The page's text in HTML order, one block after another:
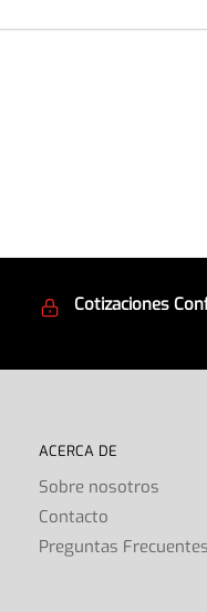
Cotizaciones
ACERCA DE
Sobre nosotros
Contacto
Preguntas Frecuentes